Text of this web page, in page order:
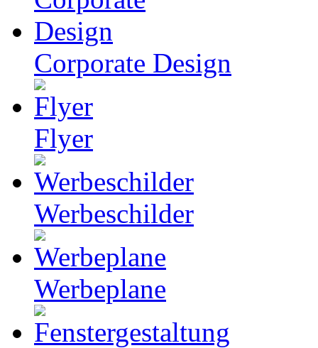
Corporate Design
Flyer
Werbeschilder
Werbeplane